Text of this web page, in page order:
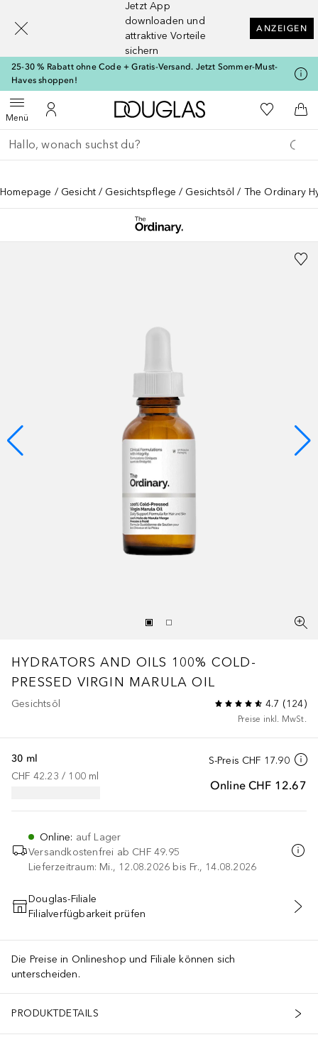
Jetzt App
downloaden und
attraktive Vorteile
sichern
ANZEIGEN
25-30 % Rabatt ohne Code + Gratis-Versand. Jetzt Sommer-Must-
Haves shoppen!
MenüMenü öffnenZu Meinem Kundenkonto
Zur Douglas Startseite
Zu Meiner
Gehe zurück
Suche ausführen
Homepage Gesicht Gesichtspflege Gesichtsöl The Ordinary
HYDRATORS AND OILS 100% COLD-
PRESSED VIRGIN MARULA OIL
Gesichtsöl 4.7 (124)
Preise inkl. MwSt.
S-Preis CHF 17.90
Online CHF 12.67
30 ml
CHF 42.23 / 100 ml
Online: auf Lager
Versandkostenfrei ab CHF 49.95
Lieferzeitraum: Mi., 12.08.2026 bis Fr., 14.08.2026
IN DEN WARENKORB
Douglas-Filiale
Filialverfügbarkeit prüfen
Die Preise in Onlineshop und Filiale können sich
unterscheiden.
PRODUKTDETAILS
[navigation.slideout.screenreader]